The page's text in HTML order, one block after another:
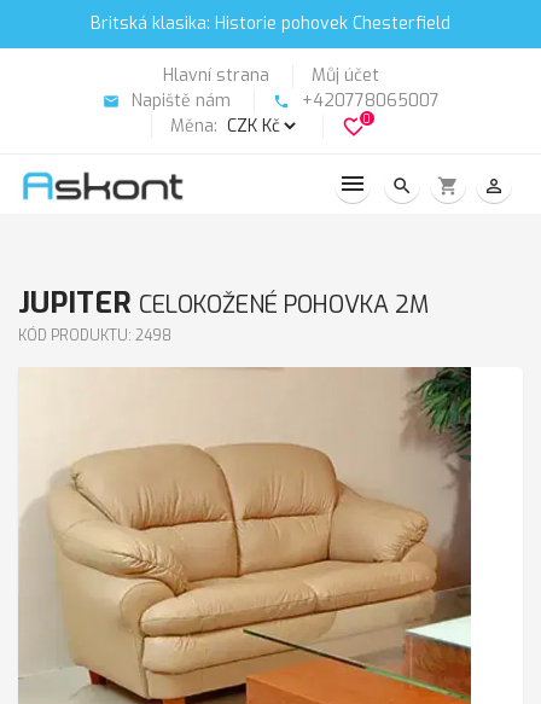
Britská klasika: Historie pohovek Chesterfield
Hlavní strana Můj účet
email Napiště nám phone
+420778065007
Měna:
favorite_border0
search shopping_cart person_outline
JUPITER CELOKOŽENÉ POHOVKA 2M
KÓD PRODUKTU: 2498